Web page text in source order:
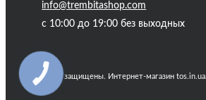
info@trembitashop.com
с 10:00 до 19:00 без выходных
Все права защищены. Интернет-магазин tos.in.ua.
КНОПКА
ЗВ'ЯЗКУ